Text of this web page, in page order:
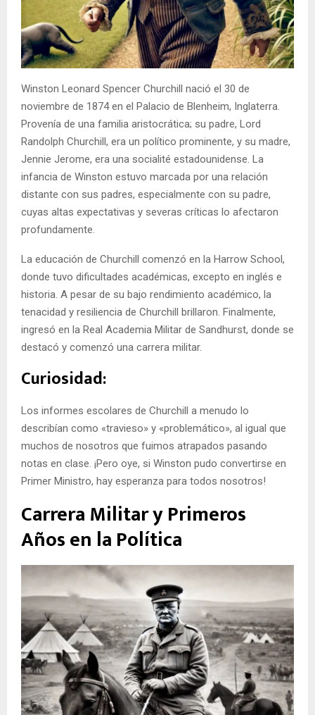
Winston Leonard Spencer Churchill nació el 30 de
noviembre de 1874 en el Palacio de Blenheim, Inglaterra.
Provenía de una familia aristocrática; su padre, Lord
Randolph Churchill, era un político prominente, y su madre,
Jennie Jerome, era una socialité estadounidense. La
infancia de Winston estuvo marcada por una relación
distante con sus padres, especialmente con su padre,
cuyas altas expectativas y severas críticas lo afectaron
profundamente.
La educación de Churchill comenzó en la Harrow School,
donde tuvo dificultades académicas, excepto en inglés e
historia. A pesar de su bajo rendimiento académico, la
tenacidad y resiliencia de Churchill brillaron. Finalmente,
ingresó en la Real Academia Militar de Sandhurst, donde se
destacó y comenzó una carrera militar.
Curiosidad:
Los informes escolares de Churchill a menudo lo
describían como «travieso» y «problemático», al igual que
muchos de nosotros que fuimos atrapados pasando
notas en clase. ¡Pero oye, si Winston pudo convertirse en
Primer Ministro, hay esperanza para todos nosotros!
Carrera Militar y Primeros
Años en la Política